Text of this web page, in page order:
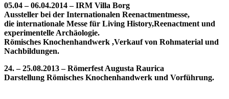
05.04 – 06.04.2014 – IRM Villa Borg
Aussteller bei der Internationalen Reenactmentmesse,
die internationale Messe für Living History,Reenactment und
experimentelle Archäologie.
Römisches Knochenhandwerk ,Verkauf von Rohmaterial und
Nachbildungen.
24. – 25.08.2013 – Römerfest Augusta Raurica
Darstellung Römisches Knochenhandwerk und Vorführung.